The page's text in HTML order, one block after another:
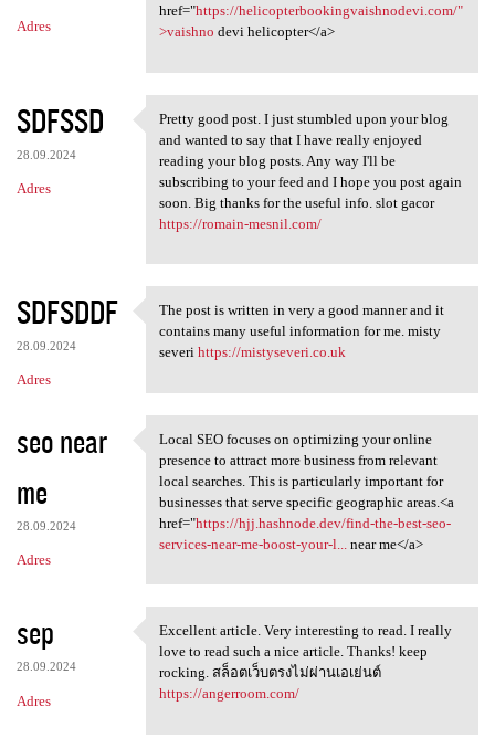
Adres
href="https://helicopterbookingvaishnodevi.com/"
>vaishno devi helicopter</a>
SDFSSD
28.09.2024
Adres
Pretty good post. I just
Pretty good post. I just stumbled upon your blog
and wanted to say that I have really enjoyed
reading your blog posts. Any way I'll be
subscribing to your feed and I hope you post again
soon. Big thanks for the useful info. slot gacor
https://romain-mesnil.com/
SDFSDDF
28.09.2024
Adres
The post is written in very a
The post is written in very a good manner and it
contains many useful information for me. misty
severi https://mistyseveri.co.uk
seo near
me
28.09.2024
Adres
Local SEO focuses on
Local SEO focuses on optimizing your online
presence to attract more business from relevant
local searches. This is particularly important for
businesses that serve specific geographic areas.<a
href="https://hjj.hashnode.dev/find-the-best-seo-
services-near-me-boost-your-l...
near me</a>
sep
28.09.2024
Adres
Excellent article. Very
Excellent article. Very interesting to read. I really
love to read such a nice article. Thanks! keep
rocking. สล็อตเว็บตรงไม่ผ่านเอเย่นต์
https://angerroom.com/